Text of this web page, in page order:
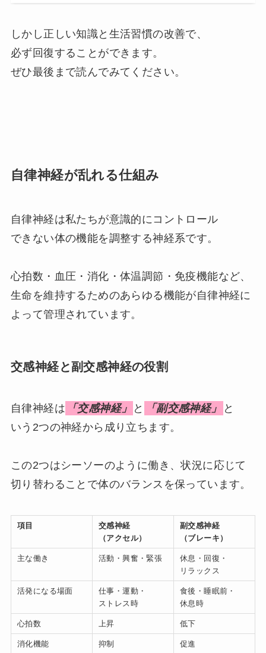
しかし正しい知識と生活習慣の改善で、
必ず回復することができます。
ぜひ最後まで読んでみてください。
自律神経が乱れる仕組み
自律神経は私たちが意識的にコントロール
できない体の機能を調整する神経系です。
心拍数・血圧・消化・体温調節・免疫機能など、
生命を維持するためのあらゆる機能が自律神経に
よって管理されています。
交感神経と副交感神経の役割
自律神経は 「交感神経」 と 「副交感神経」
と
いう2つの神経から成り立ちます。
この2つはシーソーのように働き、状況に応じて
切り替わることで体のバランスを保っています。
項目
交感神経
（アクセル）
副交感神経
（ブレーキ）
主な働き 活動・興奮・緊張
休息・回復・
リラックス
活発になる場面
仕事・運動・
ストレス時
食後・睡眠前・
休息時
心拍数 上昇 低下
消化機能 抑制 促進